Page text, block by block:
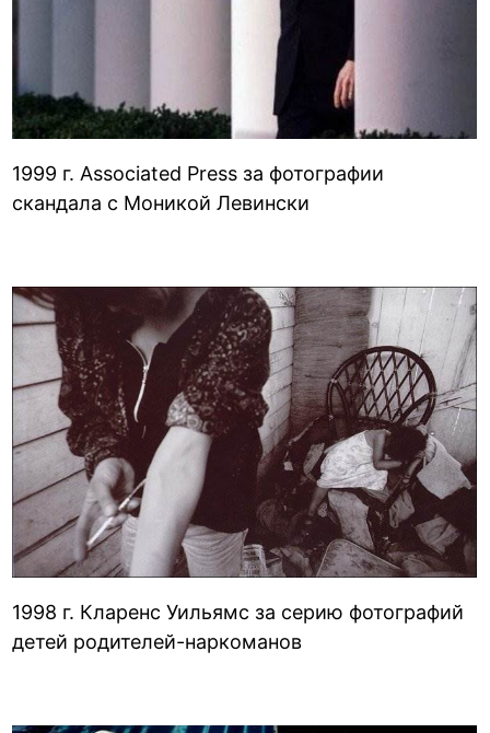
1999 г. Assoсiated Press за фотографии
скандала с Моникой Левински
1998 г. Кларенс Уильямс за серию фотографий
детей родителей-наркоманов